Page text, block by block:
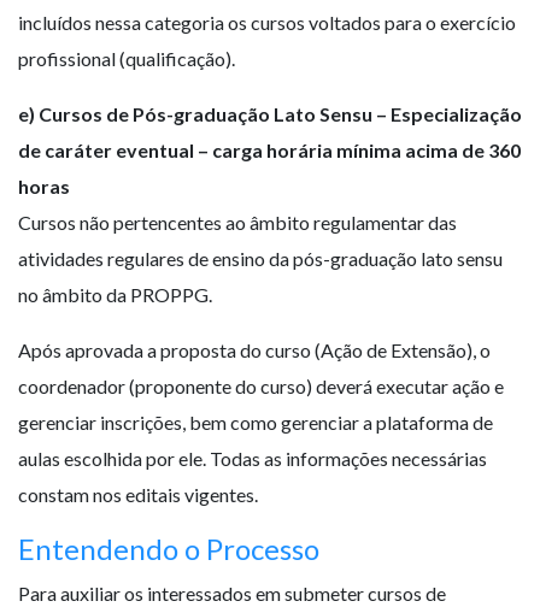
incluídos nessa categoria os cursos voltados para o exercício
profissional (qualificação).
e) Cursos de Pós-graduação Lato Sensu – Especialização
de caráter eventual – carga horária mínima acima de 360
horas
Cursos não pertencentes ao âmbito regulamentar das
atividades regulares de ensino da pós-graduação lato sensu
no âmbito da PROPPG.
Após aprovada a proposta do curso (Ação de Extensão), o
coordenador (proponente do curso) deverá executar ação e
gerenciar inscrições, bem como gerenciar a plataforma de
aulas escolhida por ele. Todas as informações necessárias
constam nos editais vigentes.
Entendendo o Processo
Para auxiliar os interessados em submeter cursos de